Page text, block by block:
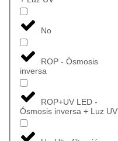
No
ROP - Ósmosis
inversa
ROP+UV LED -
Ósmosis inversa + Luz UV